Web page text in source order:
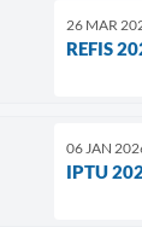
26 MAR
REFIS
06 JAN
IPTU